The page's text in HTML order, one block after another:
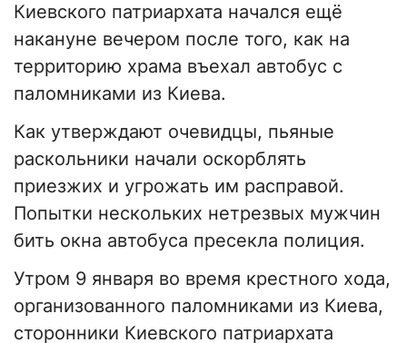
Киевского патриархата начался ещё
накануне вечером после того, как на
территорию храма въехал автобус с
паломниками из Киева.
Как утверждают очевидцы, пьяные
раскольники начали оскорблять
приезжих и угрожать им расправой.
Попытки нескольких нетрезвых мужчин
бить окна автобуса пресекла полиция.
Утром 9 января во время крестного хода,
организованного паломниками из Киева,
сторонники Киевского патриархата